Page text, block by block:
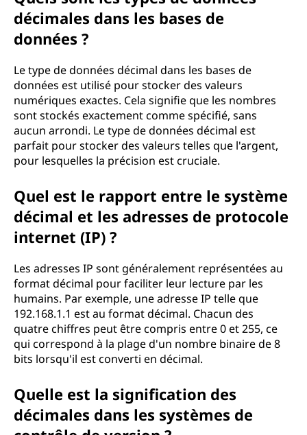
décimales dans les bases de
données ?
Le type de données décimal dans les bases de
données est utilisé pour stocker des valeurs
numériques exactes. Cela signifie que les nombres
sont stockés exactement comme spécifié, sans
aucun arrondi. Le type de données décimal est
parfait pour stocker des valeurs telles que l'argent,
pour lesquelles la précision est cruciale.
Quel est le rapport entre le système
décimal et les adresses de protocole
internet (IP) ?
Les adresses IP sont généralement représentées au
format décimal pour faciliter leur lecture par les
humains. Par exemple, une adresse IP telle que
192.168.1.1 est au format décimal. Chacun des
quatre chiffres peut être compris entre 0 et 255, ce
qui correspond à la plage d'un nombre binaire de 8
bits lorsqu'il est converti en décimal.
Quelle est la signification des
décimales dans les systèmes de